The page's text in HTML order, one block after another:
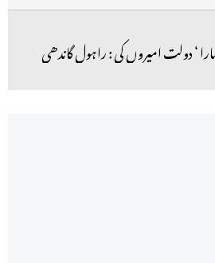
‘ دولت امیروں کی : راہول گاندھی